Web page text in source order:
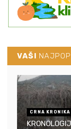
VAŠI
CRNA KRONIKA